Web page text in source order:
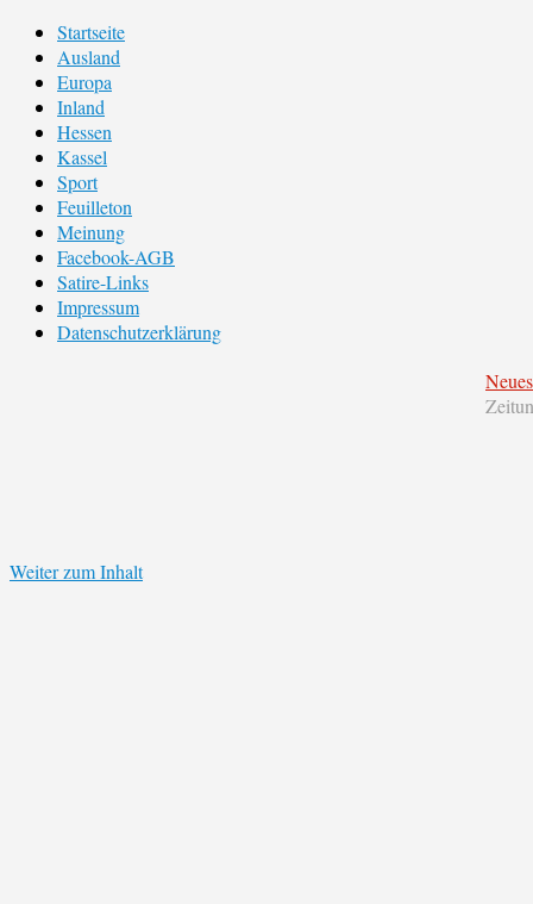
Startseite
Ausland
Europa
Inland
Hessen
Kassel
Sport
Feuilleton
Meinung
Facebook-AGB
Satire-Links
Impressum
Datenschutzerklärung
Weiter zum Inhalt